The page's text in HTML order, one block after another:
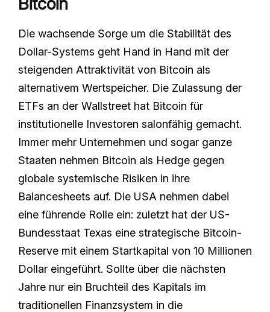
Die wachsende Sorge um die Stabilität des
Dollar-Systems geht Hand in Hand mit der
steigenden Attraktivität von Bitcoin als
alternativem Wertspeicher. Die Zulassung der
ETFs an der Wallstreet hat Bitcoin für
institutionelle Investoren salonfähig gemacht.
Immer mehr Unternehmen und sogar ganze
Staaten nehmen Bitcoin als Hedge gegen
globale systemische Risiken in ihre
Balancesheets auf. Die USA nehmen dabei
eine führende Rolle ein: zuletzt hat der US-
Bundesstaat Texas eine strategische Bitcoin-
Reserve mit einem Startkapital von 10 Millionen
Dollar eingeführt. Sollte über die nächsten
Jahre nur ein Bruchteil des Kapitals im
traditionellen Finanzsystem in die